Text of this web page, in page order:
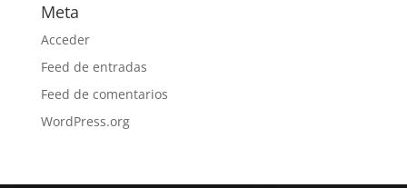
Meta
Acceder
Feed de entradas
Feed de comentarios
WordPress.org